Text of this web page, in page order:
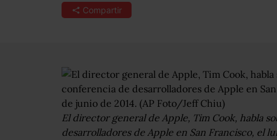
Compartir
El director general de Apple, Tim Cook, habla
desarrolladores de Apple en San Francisco, el